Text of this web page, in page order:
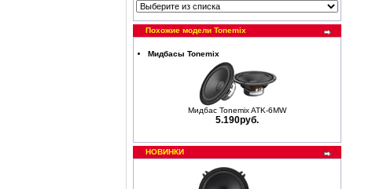
Похожие модели Tonemix
Мидбасы Tonemix
Мидбас Tonemix ATK-6MW
5.190руб.
НОВИНКИ